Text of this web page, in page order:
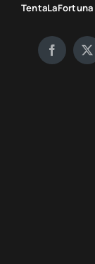
TentaLaFortuna